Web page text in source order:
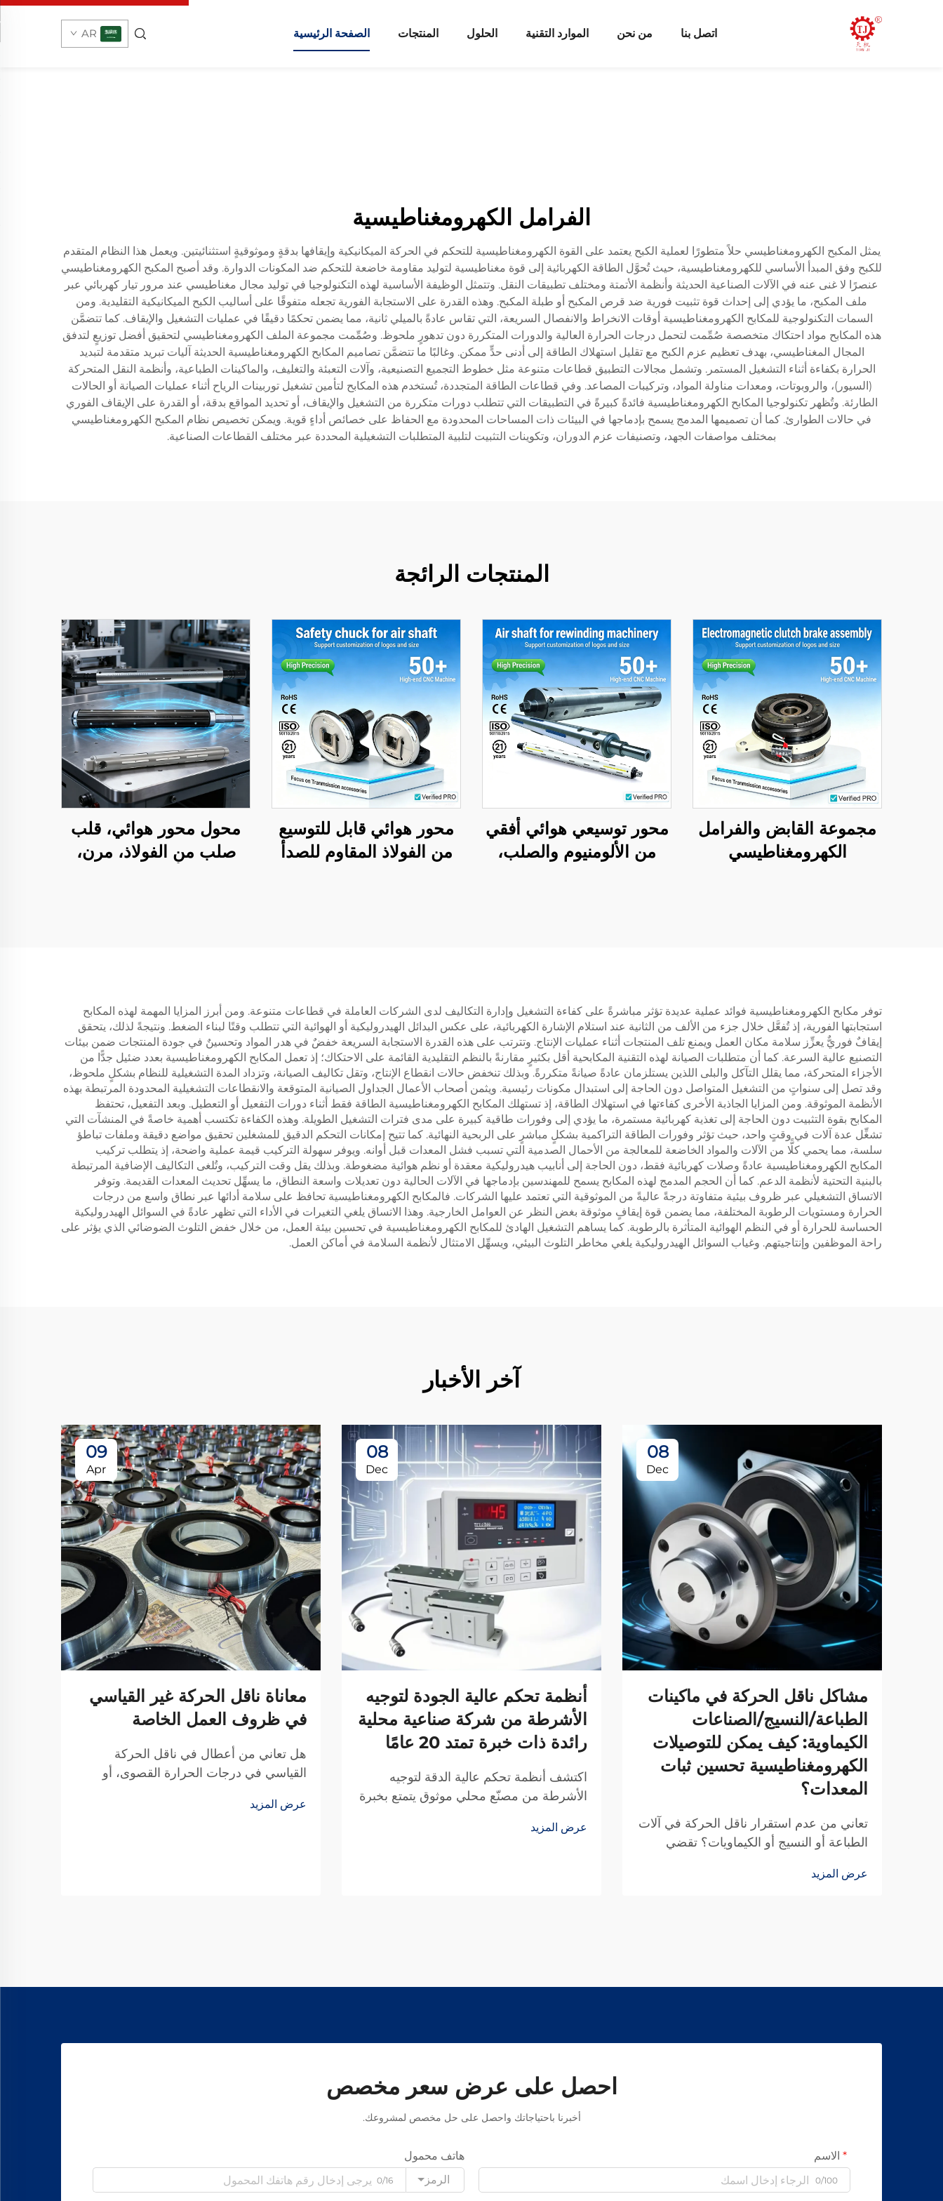
الصفحة الرئيسية المنتجات الحلول الموارد التقنية من نحن اتصل بنا AR
الفرامل الكهرومغناطيسية
يمثل المكبح الكهرومغناطيسي حلاً متطورًا لعملية الكبح يعتمد على القوة الكهرومغناطيسية للتحكم في الحركة الميكانيكية وإيقافها بدقةٍ وموثوقيةٍ استثنائيتين. ويعمل هذا النظام المتقدم
للكبح وفق المبدأ الأساسي للكهرومغناطيسية، حيث تُحوَّل الطاقة الكهربائية إلى قوة مغناطيسية لتوليد مقاومة خاضعة للتحكم ضد المكونات الدوارة. وقد أصبح المكبح الكهرومغناطيسي
عنصرًا لا غنى عنه في الآلات الصناعية الحديثة وأنظمة الأتمتة ومختلف تطبيقات النقل. وتتمثل الوظيفة الأساسية لهذه التكنولوجيا في توليد مجال مغناطيسي عند مرور تيار كهربائي عبر
ملف المكبح، ما يؤدي إلى إحداث قوة تثبيت فورية ضد قرص المكبح أو طبلة المكبح. وهذه القدرة على الاستجابة الفورية تجعله متفوقًا على أساليب الكبح الميكانيكية التقليدية. ومن
السمات التكنولوجية للمكابح الكهرومغناطيسية أوقات الانخراط والانفصال السريعة، التي تقاس عادةً بالميلي ثانية، مما يضمن تحكمًا دقيقًا في عمليات التشغيل والإيقاف. كما تتضمَّن
هذه المكابح مواد احتكاك متخصصة صُمِّمت لتحمل درجات الحرارة العالية والدورات المتكررة دون تدهورٍ ملحوظ. وصُمِّمت مجموعة الملف الكهرومغناطيسي لتحقيق أفضل توزيعٍ لتدفق
المجال المغناطيسي، بهدف تعظيم عزم الكبح مع تقليل استهلاك الطاقة إلى أدنى حدٍّ ممكن. وغالبًا ما تتضمَّن تصاميم المكابح الكهرومغناطيسية الحديثة آليات تبريد متقدمة لتبديد
الحرارة بكفاءة أثناء التشغيل المستمر. وتشمل مجالات التطبيق قطاعات متنوعة مثل خطوط التجميع التصنيعية، وآلات التعبئة والتغليف، والماكينات الطباعية، وأنظمة النقل المتحركة
(السيور)، والروبوتات، ومعدات مناولة المواد، وتركيبات المصاعد. وفي قطاعات الطاقة المتجددة، تُستخدم هذه المكابح لتأمين تشغيل توربينات الرياح أثناء عمليات الصيانة أو الحالات
الطارئة. وتُظهر تكنولوجيا المكابح الكهرومغناطيسية فائدةً كبيرةً في التطبيقات التي تتطلب دورات متكررة من التشغيل والإيقاف، أو تحديد المواقع بدقة، أو القدرة على الإيقاف الفوري
في حالات الطوارئ. كما أن تصميمها المدمج يسمح بإدماجها في البيئات ذات المساحات المحدودة مع الحفاظ على خصائص أداءٍ قوية. ويمكن تخصيص نظام المكبح الكهرومغناطيسي
بمختلف مواصفات الجهد، وتصنيفات عزم الدوران، وتكوينات التثبيت لتلبية المتطلبات التشغيلية المحددة عبر مختلف القطاعات الصناعية.
المنتجات الرائجة
مجموعة القابض والفرامل
الكهرومغناطيسي
محور توسيعي هوائي أفقي
من الألومنيوم والصلب،
محور هوائي قابل للتوسيع
من الفولاذ المقاوم للصدأ
محول محور هوائي، قلب
صلب من الفولاذ، مرن،
توفر مكابح الكهرومغناطيسية فوائد عملية عديدة تؤثر مباشرةً على كفاءة التشغيل وإدارة التكاليف لدى الشركات العاملة في قطاعات متنوعة. ومن أبرز المزايا المهمة لهذه المكابح
استجابتها الفورية، إذ تُفعَّل خلال جزء من الألف من الثانية عند استلام الإشارة الكهربائية، على عكس البدائل الهيدروليكية أو الهوائية التي تتطلب وقتًا لبناء الضغط. ونتيجةً لذلك، يتحقق
إيقافٌ فوريٌّ يعزِّز سلامة مكان العمل ويمنع تلف المنتجات أثناء عمليات الإنتاج. وتترتب على هذه القدرة الاستجابة السريعة خفضٌ في هدر المواد وتحسينٌ في جودة المنتجات ضمن بيئات
التصنيع عالية السرعة. كما أن متطلبات الصيانة لهذه التقنية المكابحية أقل بكثيرٍ مقارنةً بالنظم التقليدية القائمة على الاحتكاك؛ إذ تعمل المكابح الكهرومغناطيسية بعدد ضئيل جدًّا من
الأجزاء المتحركة، مما يقلل التآكل والبلى اللذين يستلزمان عادةً صيانةً متكررةً. وبذلك تنخفض حالات انقطاع الإنتاج، وتقل تكاليف الصيانة، وتزداد المدة التشغيلية للنظام بشكلٍ ملحوظ،
وقد تصل إلى سنواتٍ من التشغيل المتواصل دون الحاجة إلى استبدال مكونات رئيسية. ويثمن أصحاب الأعمال الجداول الصيانية المتوقعة والانقطاعات التشغيلية المحدودة المرتبطة بهذه
الأنظمة الموثوقة. ومن المزايا الجاذبة الأخرى كفاءتها في استهلاك الطاقة، إذ تستهلك المكابح الكهرومغناطيسية الطاقة فقط أثناء دورات التفعيل أو التعطيل. وبعد التفعيل، تحتفظ
المكابح بقوة التثبيت دون الحاجة إلى تغذية كهربائية مستمرة، ما يؤدي إلى وفورات طاقية كبيرة على مدى فترات التشغيل الطويلة. وهذه الكفاءة تكتسب أهمية خاصةً في المنشآت التي
تشغِّل عدة آلات في وقتٍ واحد، حيث تؤثر وفورات الطاقة التراكمية بشكلٍ مباشرٍ على الربحية النهائية. كما تتيح إمكانات التحكم الدقيق للمشغلين تحقيق مواضع دقيقة وملفات تباطؤ
سلسة، مما يحمي كلًّا من الآلات والمواد الخاضعة للمعالجة من الأحمال الصدمية التي تسبب فشل المعدات قبل أوانه. ويوفر سهولة التركيب قيمة عملية واضحة، إذ يتطلب تركيب
المكابح الكهرومغناطيسية عادةً وصلات كهربائية فقط، دون الحاجة إلى أنابيب هيدروليكية معقدة أو نظم هوائية مضغوطة. وبذلك يقل وقت التركيب، وتُلغى التكاليف الإضافية المرتبطة
بالبنية التحتية لأنظمة الدعم. كما أن الحجم المدمج لهذه المكابح يسمح للمهندسين بإدماجها في الآلات الحالية دون تعديلات واسعة النطاق، ما يسهِّل تحديث المعدات القديمة. وتوفر
الاتساق التشغيلي عبر ظروف بيئية متفاوتة درجةً عاليةً من الموثوقية التي تعتمد عليها الشركات. فالمكابح الكهرومغناطيسية تحافظ على سلامة أدائها عبر نطاق واسع من درجات
الحرارة ومستويات الرطوبة المختلفة، مما يضمن قوة إيقافٍ موثوقة بغض النظر عن العوامل الخارجية. وهذا الاتساق يلغي التغيرات في الأداء التي تظهر عادةً في السوائل الهيدروليكية
الحساسة للحرارة أو في النظم الهوائية المتأثرة بالرطوبة. كما يساهم التشغيل الهادئ للمكابح الكهرومغناطيسية في تحسين بيئة العمل، من خلال خفض التلوث الضوضائي الذي يؤثر على
راحة الموظفين وإنتاجيتهم. وغياب السوائل الهيدروليكية يلغي مخاطر التلوث البيئي، ويسهِّل الامتثال لأنظمة السلامة في أماكن العمل.
آخر الأخبار
08
Dec
مشاكل ناقل الحركة في ماكينات
الطباعة/النسيج/الصناعات
الكيماوية: كيف يمكن للتوصيلات
الكهرومغناطيسية تحسين ثبات
المعدات؟
تعاني من عدم استقرار ناقل الحركة في آلات
الطباعة أو النسيج أو الكيماويات؟ تقضي
عرض المزيد
08
Dec
أنظمة تحكم عالية الجودة لتوجيه
الأشرطة من شركة صناعية محلية
رائدة ذات خبرة تمتد 20 عامًا
اكتشف أنظمة تحكم عالية الدقة لتوجيه
الأشرطة من مصنّع محلي موثوق يتمتع بخبرة
وعزز الكفاءة، وضمان الموثوقية. اطلب عرض
عرض المزيد
09
Apr
معاناة ناقل الحركة غير القياسي
في ظروف العمل الخاصة
هل تعاني من أعطال في ناقل الحركة
القياسي في درجات الحرارة القصوى، أو
بفضل 20 عامًا من البحث والتطوير حلولعرض المزيد
احصل على عرض سعر مخصص
أخبرنا باحتياجاتك واحصل على حل مخصص لمشروعك.
الاسم
0/100
هاتف محمول
الرمز
0/16